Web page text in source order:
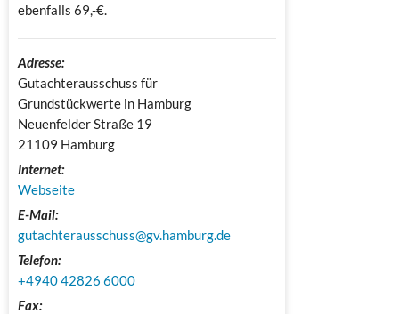
ebenfalls 69,-€.
Adresse:
Gutachterausschuss für
Grundstückwerte in Hamburg
Neuenfelder Straße 19
21109 Hamburg
Internet:
Webseite
E-Mail:
gutachterausschuss@gv.hamburg.de
Telefon:
+4940 42826 6000
Fax: